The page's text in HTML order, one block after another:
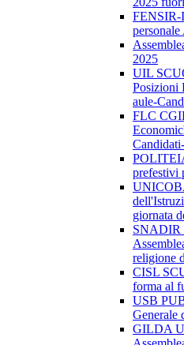
FENSIR-
personale
2025
UIL
Posizioni
aule-
FLC
prefestivi
giornata
religione
CISL
forma al
USB
Generale
GILDA